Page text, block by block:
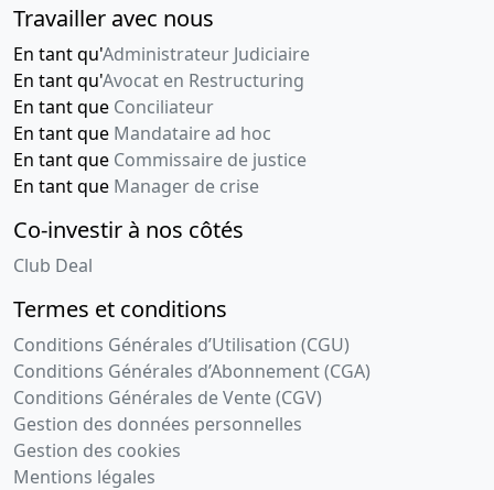
Travailler avec nous
En tant qu'Administrateur Judiciaire
En tant qu'Avocat en Restructuring
En tant que Conciliateur
En tant que Mandataire ad hoc
En tant que Commissaire de justice
En tant que Manager de crise
Co-investir à nos côtés
Club Deal
Termes et conditions
Conditions Générales d’Utilisation (CGU)
Conditions Générales d’Abonnement (CGA)
Conditions Générales de Vente (CGV)
Gestion des données personnelles
Gestion des cookies
Mentions légales